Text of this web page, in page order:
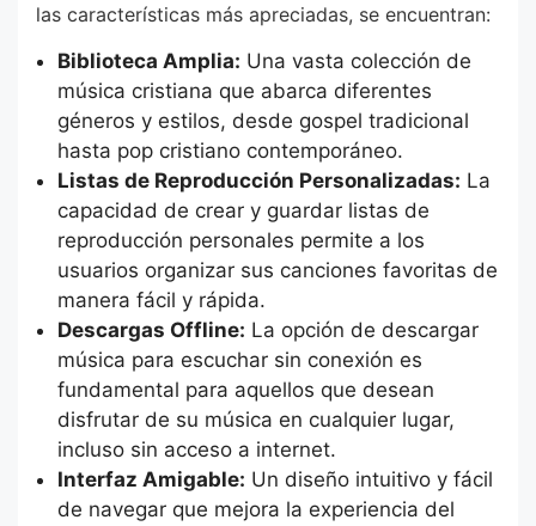
las características más apreciadas, se encuentran:
Biblioteca Amplia: Una vasta colección de
música cristiana que abarca diferentes
géneros y estilos, desde gospel tradicional
hasta pop cristiano contemporáneo.
Listas de Reproducción Personalizadas: La
capacidad de crear y guardar listas de
reproducción personales permite a los
usuarios organizar sus canciones favoritas de
manera fácil y rápida.
Descargas Offline: La opción de descargar
música para escuchar sin conexión es
fundamental para aquellos que desean
disfrutar de su música en cualquier lugar,
incluso sin acceso a internet.
Interfaz Amigable: Un diseño intuitivo y fácil
de navegar que mejora la experiencia del